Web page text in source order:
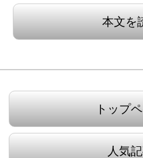
本文を
トップ
人気